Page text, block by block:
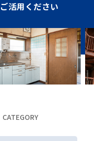
活用ください
CATEGORY